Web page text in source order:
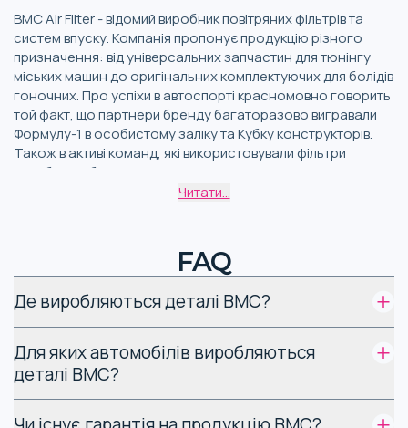
BMC Air Filter - відомий виробник повітряних фільтрів та
систем впуску. Компанія пропонує продукцію різного
призначення: від універсальних запчастин для тюнінгу
міських машин до оригінальних комплектуючих для болідів
гоночних. Про успіхи в автоспорті красномовно говорить
той факт, що партнери бренду багаторазово вигравали
Формулу-1 в особистому заліку та Кубку конструкторів.
Також в активі команд, які використовували фільтри
виробника, безліч чемпіонських титулів в інших
престижних перегонах та ралі.
Бергамі. Спочатку фірма була дистриб'ютором
автомобільної продукції, але вже 1976-го представила
перший гоночний мотоцикл власного виробництва.
Товари для тюнінгу випускаються з 1996 року. Наприкінці
минулого століття компанія стає OEM-постачальником.
Деталі бренду сертифіковані для багатьох
найпопулярніших марок авто. У другій половині 2010-х
Читати...
FAQ
Де виробляються деталі BMC?
Для яких автомобілів виробляються
деталі BMC?